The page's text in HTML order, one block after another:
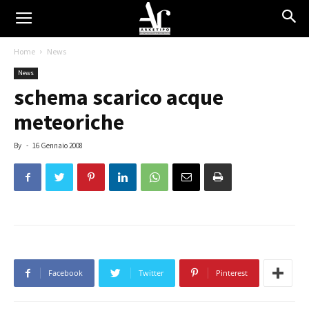
Home News
News
schema scarico acque
meteoriche
By - 16 Gennaio 2008
Facebook Twitter Pinterest